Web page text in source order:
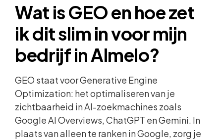
Wat is GEO en hoe zet
ik dit slim in voor mijn
bedrijf in Almelo?
GEO staat voor Generative Engine
Optimization: het optimaliseren van je
zichtbaarheid in AI-zoekmachines zoals
Google AI Overviews, ChatGPT en Gemini. In
plaats van alleen te ranken in Google, zorg je